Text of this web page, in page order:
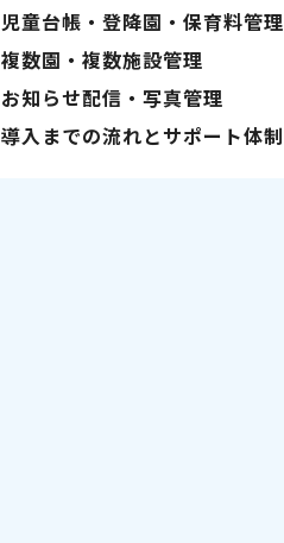
児童台帳・登降園・保育料管理
複数園・複数施設管理
お知らせ配信・写真管理
導入までの流れとサポート体制